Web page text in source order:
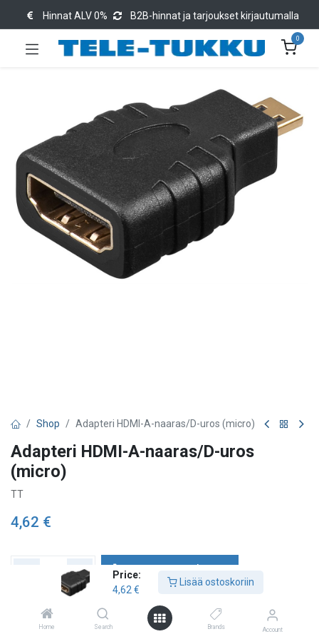
Price:
4,62 €
Lisää ostoskoriin
Home Search Brands Account
Hinnat ALV 0% B2B-hinnat ja tarjoukset kirjautumalla
0
Shop Adapteri HDMI-A-naaras/D-uros (micro)
Adapteri HDMI-A-naaras/D-uros
(micro)
TT
4,62 €
Lisää ostoskoriin